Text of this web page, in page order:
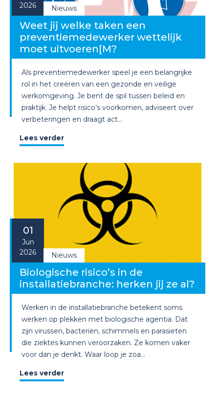
2026
Nieuws
Weet jij welke taken een
preventiemedewerker wettelijk
moet uitvoeren[M?
Als preventiemedewerker speel je een belangrijke
rol in het creëren van een gezonde en veilige
werkomgeving. Je bent de spil tussen beleid en
praktijk. Je helpt risico’s voorkomen, adviseert over
verbeteringen en draagt act...
Lees verder
01
Jun
2026
Nieuws
Biologische risico’s in de
installatiebranche: herken jij ze al?
Werken in de installatiebranche betekent soms
werken op plekken met biologische agentia. Dat
zijn virussen, bacteriën, schimmels en parasieten
die ziektes kunnen veroorzaken. Ze komen vaker
voor dan je denkt. Waar loop je zoa...
Lees verder